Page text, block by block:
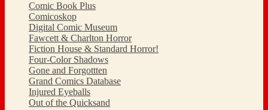
Comic Book Plus
Comicoskop
Digital Comic Museum
Fawcett & Charlton Horror
Fiction House & Standard Horror!
Four-Color Shadows
Gone and Forgottten
Grand Comics Database
Injured Eyeballs
Out of the Quicksand